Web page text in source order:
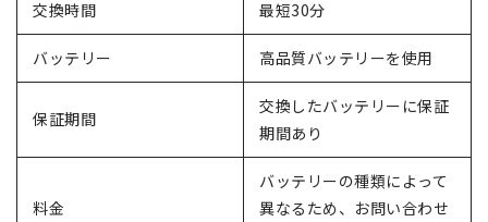
交換時間 最短30分
バッテリー 高品質バッテリーを使用
保証期間
交換したバッテリーに保証
期間あり
料金
バッテリーの種類によって
異なるため、お問い合わせ